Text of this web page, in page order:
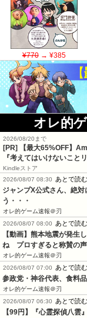
¥770→ ¥385
オレ的
2026/08/20まで
[PR]
【最大65%OFF】
『考えてはいけないこと
Kindleストア
2026/08/07 08:30
あとで読む
ジャンプX公式さん、絶
う・・・
オレ的ゲーム速報＠刃
2026/08/07 08:00
あとで読む
【動画】熊本地震が発生
ね　プロすぎると称賛の
オレ的ゲーム速報＠刃
2026/08/07 07:00
あとで読む
参政党・神谷代表、食料
オレ的ゲーム速報＠刃
2026/08/07 06:30
あとで読む
【99円】『心霊探偵八雲